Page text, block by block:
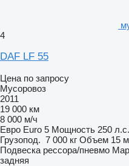
4
DAF LF 55
Цена по запросу
Мусоровоз
2011
19 000 км
8 000 м/ч
Евро Euro 5 Мощность 250
Грузопод. 7 000 кг Объем 15
Подвеска рессора/пневмо
задняя